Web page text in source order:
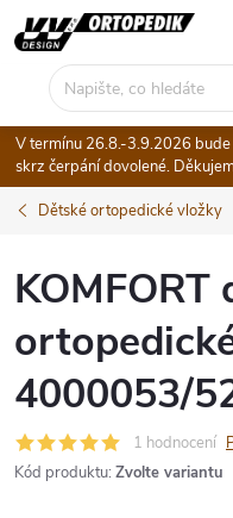
Přejít
na
V termínu 26.8.-3.9.2026
skrz čerpání dovolené.
Dětské ortopedické vložky
KOMFORT
4000053/
1 hodnocení
Kód produktu: Zvolte variantu